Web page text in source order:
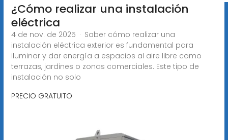
¿Cómo realizar una instalación
eléctrica
4 de nov. de 2025 · Saber cómo realizar una
instalación eléctrica exterior es fundamental para
iluminar y dar energía a espacios al aire libre como
terrazas, jardines o zonas comerciales. Este tipo de
instalación no solo
PRECIO GRATUITO